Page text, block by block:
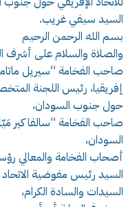
السيد سيفي غريب.
بسم الله الرحمن الرحيم
والصلاة والسلام على أشرف
صاحب الفخامة “سيريل
إفريقيا، رئيس اللجنة
حول جنوب السودان،
صاحب الفخامة “سالفا كير
السودان،
أصحاب الفخامة والمعالي
السيد رئيس مفوضية الاتحاد
السيدات والسادة الكرام،